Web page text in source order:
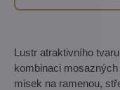
Lustr atraktivního
kombinaci
misek na ramenou,